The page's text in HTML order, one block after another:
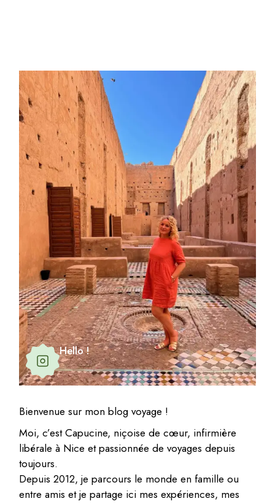
Hello !
Bienvenue sur mon blog voyage !
Moi, c’est Capucine, niçoise de cœur, infirmière
libérale à Nice et passionnée de voyages depuis
toujours.
Depuis 2012, je parcours le monde en famille ou
entre amis et je partage ici mes expériences, mes